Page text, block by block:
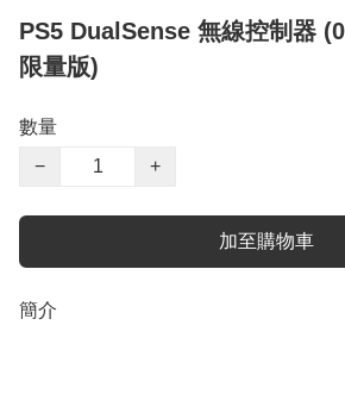
PS5 DualSense 無線控制器
限量版)
數量
−
+
加至購物車
簡介